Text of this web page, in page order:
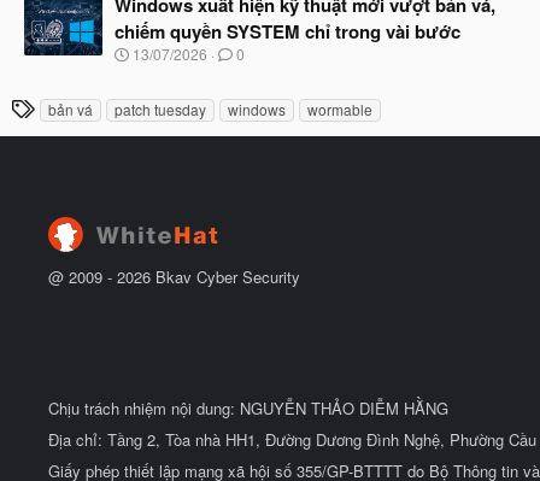
đ
ầ
u
b
ắ
đ
ầ
u
chiếm quyền SYSTEM chỉ trong vài bước
N
y
u
13/07/2026 0
T
h
bản vá patch tuesday windows wormable
@ 2009 - 2026 Bkav Cyber Security
Chịu trách nhiệm nội dung: NGUYỄN THẢO DIỄM HẰNG
Địa chỉ: Tầng 2, Tòa nhà HH1, Đường Dương Đình Nghệ, Phường
Giấy phép thiết lập mạng xã hội số 355/GP-BTTTT do Bộ Thông tin